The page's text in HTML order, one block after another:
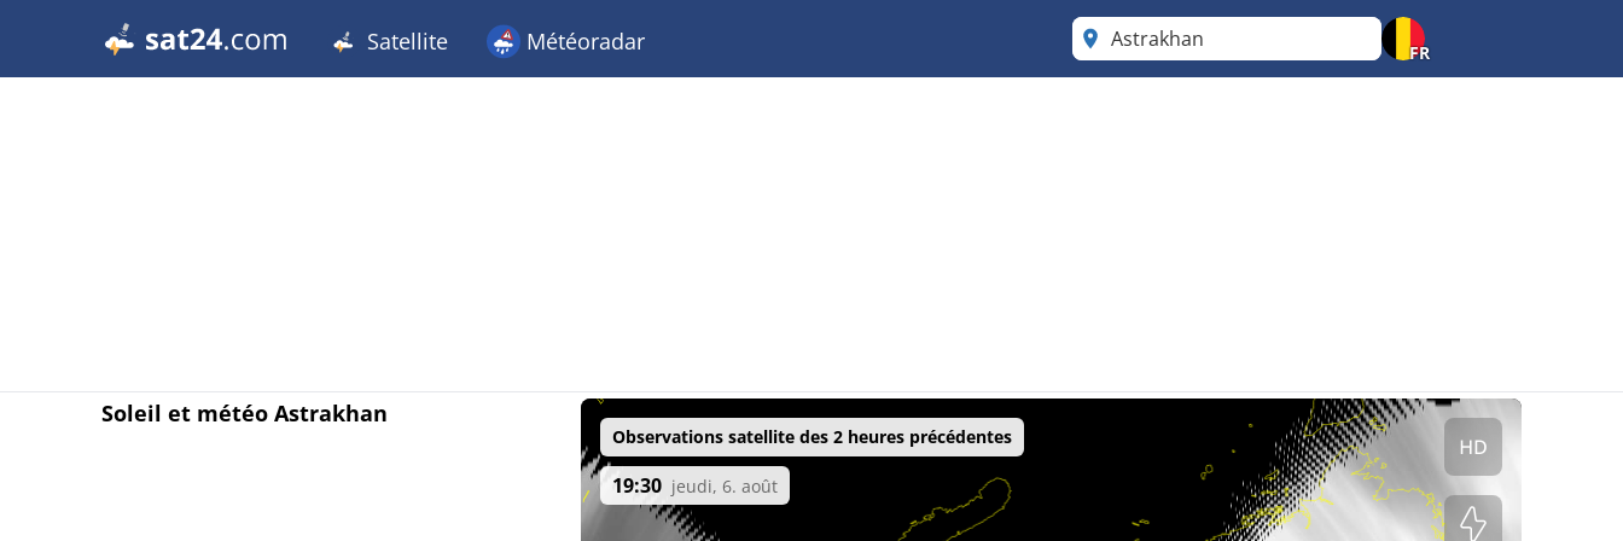
Satellite Météoradar Astrakhan
FR
Soleil et météo Astrakhan
Observations satellite des 2 heures précédentes
19:30 jeudi, 6. août